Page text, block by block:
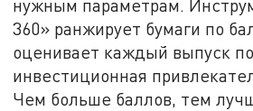
нужным параметрам.
360» ранжирует бумаги по
оценивает каждый выпуск
инвестиционная
Чем больше баллов, тем